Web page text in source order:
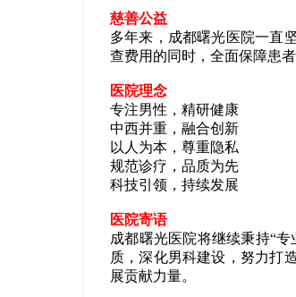
慈善公益
多年来，成都曙光医院一直
查费用的同时，全面保障患
医院理念
专注男性，精研健康
中西并重，融合创新
以人为本，尊重隐私
规范诊疗，品质为先
科技引领，持续发展
医院寄语
成都曙光医院将继续秉持“
质，深化男科建设，努力打
展贡献力量。